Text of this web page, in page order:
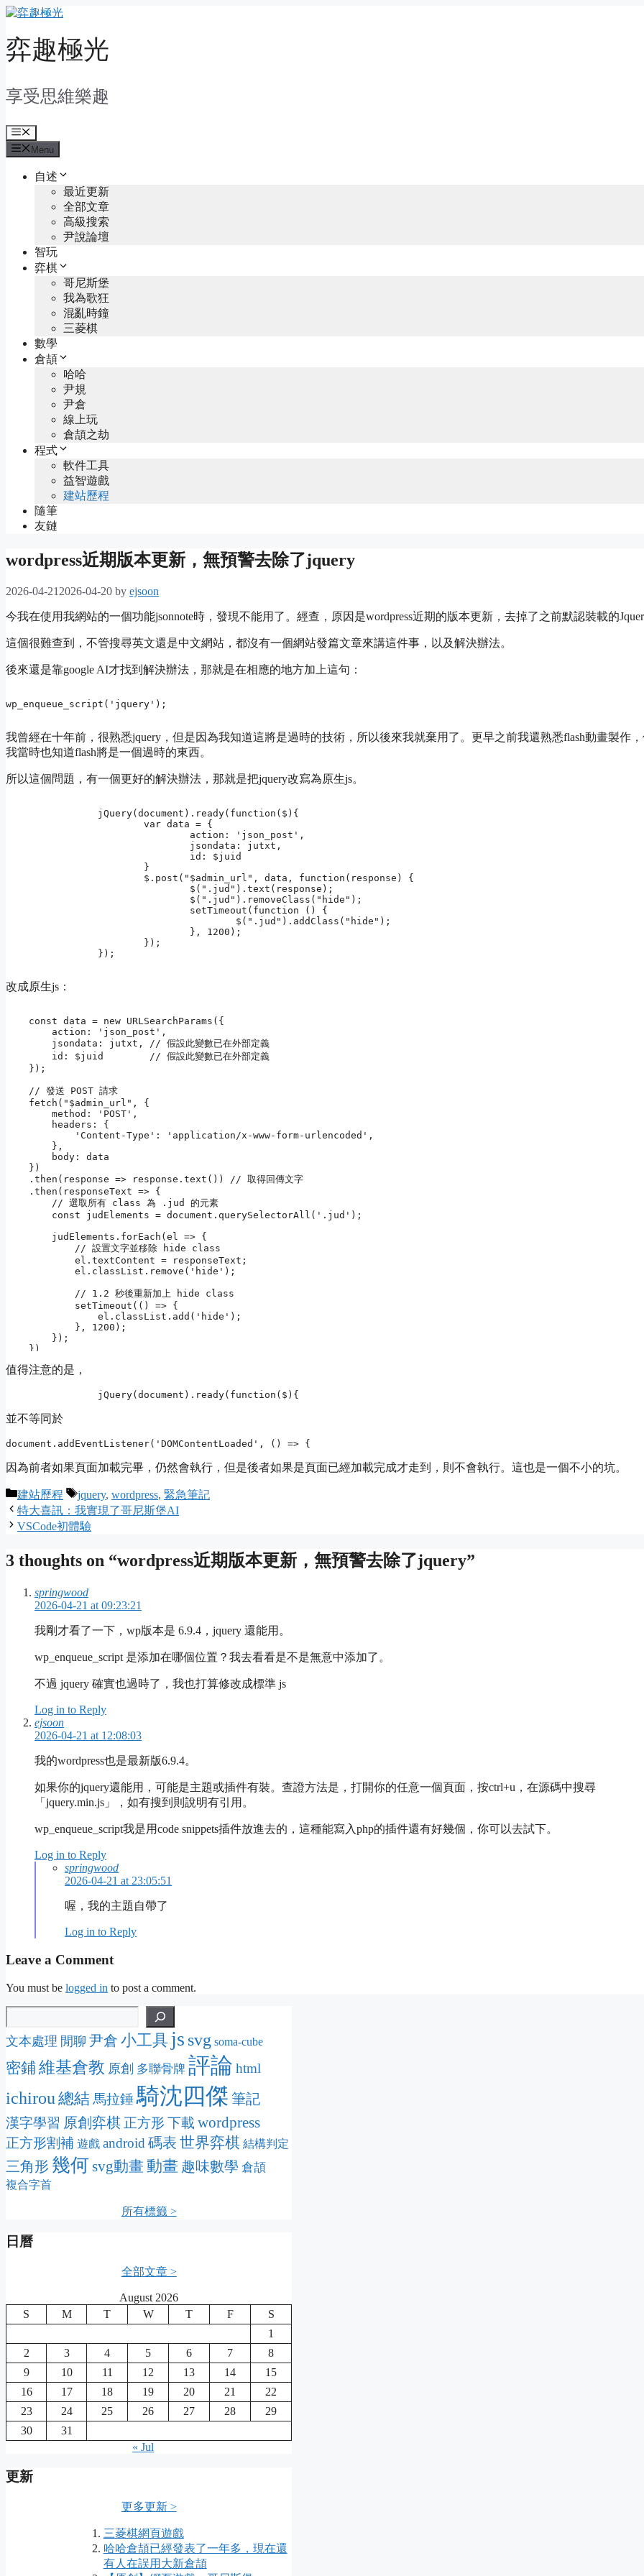
Skip
content
弈趣極光
享受思維樂趣
Menu
Menu
自述
最近更新
全部文章
高級搜索
尹說論壇
智玩
弈棋
哥尼斯堡
我為歌狂
混亂時鐘
三菱棋
數學
倉頡
哈哈
尹規
尹倉
線上玩
倉頡之劫
程式
軟件工具
益智遊戲
建站歷程
隨筆
友鏈
wordpress近期版本更新，無預警去除了jquery
2026-04-212026-04-20 by ejsoon
今我在使用我網站的一個功能jsonnote時，發現不能用了。經查，原因是wordpress近期的版本更新，去掉了之前默認裝載的
這個很難查到，不管搜尋英文還是中文網站，都沒有一個網站發篇文章來講這件事，以及解決辦法。
後來還是靠google AI才找到解決辦法，那就是在相應的地方加上這句 ：
wp_enqueue_script('jquery');
我曾經在十年前，很熟悉jquery，但是因為我知道這將是過時的技術，所以後來我就棄用了。更早之前我還熟悉flash動畫製作
我當時也知道flash將是一個過時的東西。
所以這個問題，有一個更好的解決辦法，那就是把jquery改寫為原生js。
		});
改成原生js：
    const data = new URLSearchParams({
        action: 'json_post',
        jsondata: jutxt, // 假設此變數已在外部定義
        id: $juid        // 假設此變數已在外部定義
    });
    // 發送 POST 請求
    fetch("$admin_url", {
        method: 'POST',
        headers: {
            'Content-Type': 'application/x-www-form-urlencoded',
        },
        body: data
    })
    .then(response => response.text()) // 取得回傳文字
    .then(responseText => {
        // 選取所有 class 為 .jud 的元素
        const judElements = document.querySelectorAll('.jud');
        judElements.forEach(el => {
            // 設置文字並移除 hide class
            el.textContent = responseText;
            el.classList.remove('hide');
            // 1.2 秒後重新加上 hide class
            setTimeout(() => {
                el.classList.add('hide');
            }, 1200);
        });
    })
值得注意的是，
		jQuery(document).ready(function($){
並不等同於
document.addEventListener('DOMContentLoaded', () => {
因為前者如果頁面加載完畢，仍然會執行，但是後者如果是頁面已經加載完成才走到，則不會執行。這也是一個不小的坑。
Categories
建站歷程 Tags
jquery, wordpress, 緊急筆記
特大喜訊：我實現了哥尼斯堡AI
VSCode初體驗
3 thoughts on “wordpress近期版本更新，無預警去除了jquery”
springwood
2026-04-21 at 09:23:21
我剛才看了一下，wp版本是 6.9.4，jquery 還能用。
wp_enqueue_script 是添加在哪個位置？我去看看是不是無意中添加了。
不過 jquery 確實也過時了，我也打算修改成標準 js
Log in to Reply
ejsoon
2026-04-21 at 12:08:03
我的wordpress也是最新版6.9.4。
如果你的jquery還能用，可能是主題或插件有裝。查證方法是，打開你的任意一個頁面，按ctrl+u，在源碼中搜尋
「jquery.min.js」，如有搜到則說明有引用。
wp_enqueue_script我是用code snippets插件放進去的，這種能寫入php的插件還有好幾個，你可以去試下。
Log in to Reply
springwood
2026-04-21 at 23:05:51
喔，我的主題自帶了
Log in to Reply
Leave a Comment
You must be logged in to post a comment.
文本處理 閒聊 尹倉 小工具 js svg soma-cube
密鋪維基倉教 原創 多聯骨牌 評論 html
ichirou 總結 馬拉錘騎沈四傑 筆記
漢字學習 原創弈棋 正方形 下載 wordpress
正方形割補 遊戲 android 碼表 世界弈棋 結構判定
三角形 幾何svg動畫 動畫 趣味數學 倉頡
複合字首
所有標籤 >
日曆
全部文章 >
August 2026
S
M T W T F
S
1
2
3 4 5 6 7
8
9
10 11 12 13 14
15
16
17 18 19 20 21
22
23
24 25 26 27 28
29
30
31
« Jul
更新
更多更新 >
三菱棋網頁遊戲
哈哈倉頡已經發表了一年多，現在還
有人在誤用大新倉頡